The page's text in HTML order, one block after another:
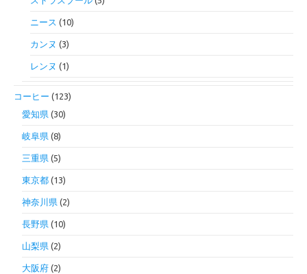
ニース (10)
カンヌ (3)
レンヌ (1)
コーヒー (123)
愛知県 (30)
岐阜県 (8)
三重県 (5)
東京都 (13)
神奈川県 (2)
長野県 (10)
山梨県 (2)
大阪府 (2)